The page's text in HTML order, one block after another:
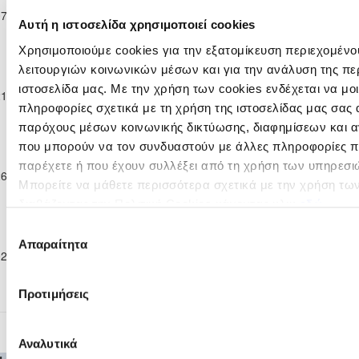
Αυτή η ιστοσελίδα χρησιμοποιεί cookies
Χρησιμοποιούμε cookies για την εξατομίκευση
λειτουργιών κοινωνικών μέσων και για την ανάλυση της
ιστοσελίδα μας. Με την χρήση των cookies ενδέχεται να
πληροφορίες σχετικά με τη χρήση της ιστοσελίδας μας
παρόχους μέσων κοινωνικής δικτύωσης, διαφημίσεων και
που μπορούν να τον συνδυαστούν με άλλες πληροφορίες
παρέχετε ή που έχουν συλλέξει από τη χρήση των
Μπορείτε να μάθετε περισσότερα σχετικά με την χρήση
συγκατάθεσης
Απαραίτητα
Προτιμήσεις
Αναλυτικά
02-2026
Νέων Κ-19 Α΄
Κατηγορίας
2025/26
ΛΑΡΝΑΚΑΣ
ΑΜΜΟΧΩΣΤΟΥ
02-2026
Παγκύπριο
Νέων Κ-19 Α΄
Κατηγορίας
2025/26
ΑΡΗΣ
ΛΕΜΕΣΟΥ3 2ΝΕΑ ΣΑΛΑΜΙΝΑ
ΑΜΜΟΧΩΣΤΟΥ
32'
04-2026
Παγκύπριο
Πρωτάθλημα
Νέων Κ-19 Α΄
Κατηγορίας
ΑΟΑΝ ΑΓΙΑΣ
ΝΑΠΑΣ
1ΝΕΑ ΣΑΛΑΜΙΝΑ
ΑΜΜΟΧΩΣΤΟΥ
05-2026
Πρωτάθλημα
Νέων Κ-19 Α΄
2025/26
Ανώτατη Κατηγορία Παίδων Κ-17 2025/